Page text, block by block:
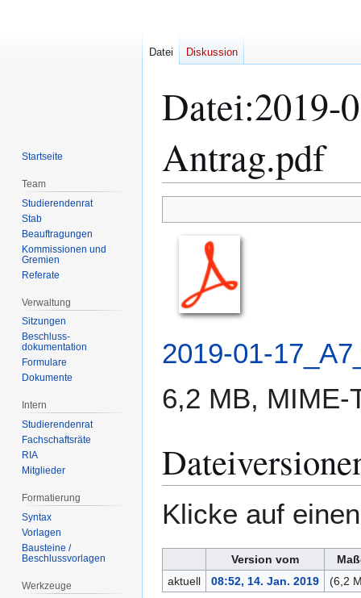
Datei:2019-
Antrag.pdf
Navigation
springen
Suche
springen
2019-01-
6,2 MB,
Klicke auf
Version vom
aktuell
08:52, 14. Jan. 2019 (6,2
Datei Diskussion
Startseite
Team
Studierendenrat
Stab
Beauftragungen
Kommissionen und
Gremien
Referate
Verwaltung
Sitzungen
Beschluss-
dokumentation
Formulare
Dokumente
Intern
Studierendenrat
Fachschaftsräte
RIA
Mitglieder
Formatierung
Syntax
Vorlagen
Bausteine /
Beschlussvorlagen
Werkzeuge